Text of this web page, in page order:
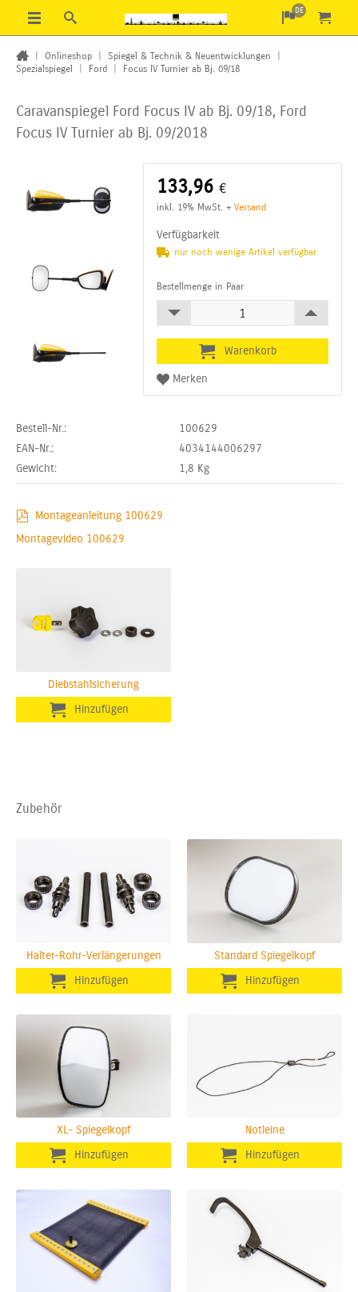
DE
Onlineshop Spiegel & Technik & Neuentwicklungen
Spezialspiegel
Ford Focus IV Turnier ab Bj. 09/18
Caravanspiegel Ford Focus IV ab Bj. 09/18, Ford
Focus IV Turnier ab Bj. 09/2018
Bestell-Nr.:
100629
EAN-Nr.:
4034144006297
Gewicht:
1,8 Kg
Montageanleitung 100629
Montagevideo 100629
133,96 €
inkl. 19% MwSt. +Versand
Verfügbarkeit
nur noch wenige Artikel verfügbar
Bestellmenge in Paar
Diebstahlsicherung
Zubehör
Halter-Rohr-Verlängerungen Standard Spiegelkopf
XL- Spiegelkopf Notleine